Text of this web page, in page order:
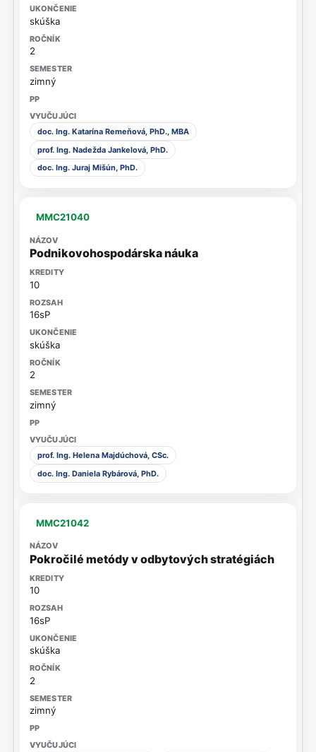
skúška
2
zimný
doc. Ing. Katarína Remeňová, PhD., MBA
prof. Ing. Nadežda Jankelová, PhD.
doc. Ing. Juraj Mišún, PhD.
MMC21040
Podnikovohospodárska náuka
10
16sP
skúška
2
zimný
prof. Ing. Helena Majdúchová, CSc.
doc. Ing. Daniela Rybárová, PhD.
MMC21042
Pokročilé metódy v odbytových stratégiách
10
16sP
skúška
2
zimný